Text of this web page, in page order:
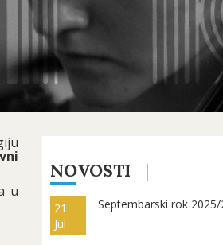
u
NOVOSTI
21.
Jul
Septembarski rok 2025/